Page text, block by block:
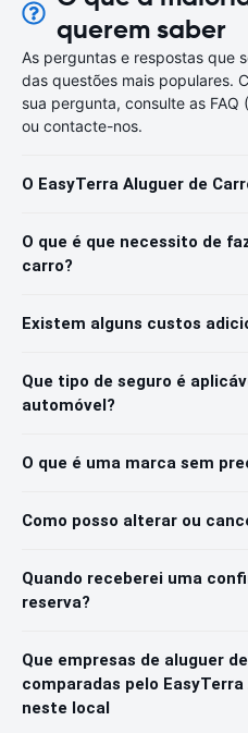
querem saber
As perguntas e respostas que
das questões mais populares.
sua pergunta, consulte as
ou contacte-nos.
O EasyTerra Aluguer de
O que é que necessito de
carro?
Existem alguns custos
Que tipo de seguro é
automóvel?
O que é uma marca sem
Como posso alterar ou
Quando receberei uma
reserva?
Que empresas de aluguer
comparadas pelo
neste local